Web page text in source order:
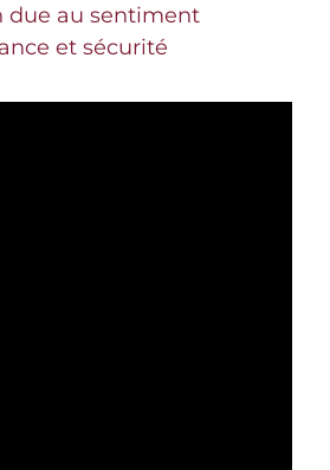
due au sentiment
et sécurité